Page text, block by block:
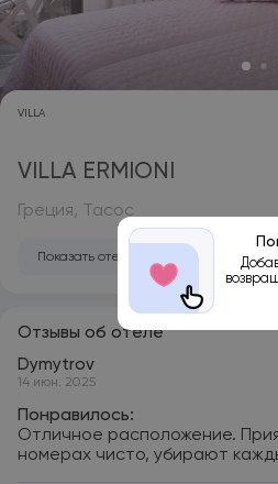
VILLA
VILLA ERMIONI
Греция, Тасос
Показать отель на карте
Отзывы об отеле
Dymytrov
14 июн. 2025
Понравилось:
Отличное расположение.
номерах чисто, убирают